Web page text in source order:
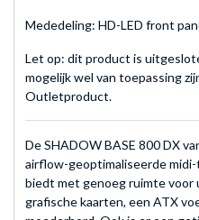
Mededeling: HD-LED front
Let op: dit product is
mogelijk wel van toepassing
Outletproduct.
De SHADOW BASE 800 DX
airflow-geoptimaliseerde
biedt met genoeg ruimte voor
grafische kaarten, een ATX